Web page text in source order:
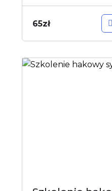
65zł